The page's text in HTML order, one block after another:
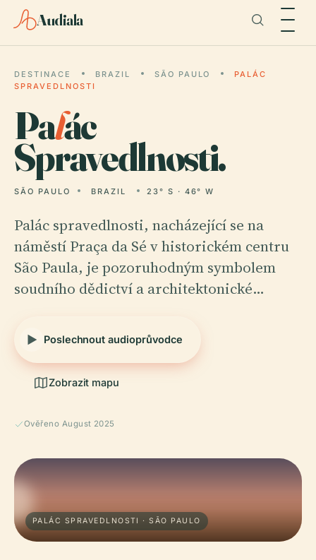
Audiala
DESTINACE BRAZIL SÃO PAULO
PALÁC
SPRAVEDLNOSTI
Palác
Spravedlnosti.
SÃO PAULO BRAZIL 23° S · 46° W
Palác spravedlnosti, nacházející se na
náměstí Praça da Sé v historickém centru
São Paula, je pozoruhodným symbolem
soudního dědictví a architektonické…
Poslechnout audioprůvodce
Zobrazit mapu
Ověřeno August 2025
PALÁC SPRAVEDLNOSTI · SÃO PAULO